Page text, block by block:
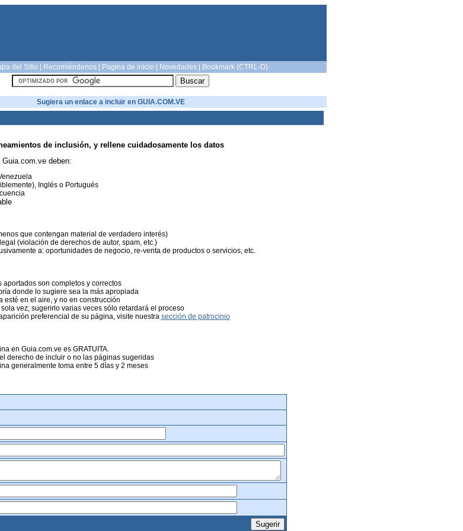
del Sitio Recomiéndenos| Pagina de inicio Novedades| Bookmark (CTRL-D)
Sugiera un enlace a incluir en GUIA.COM.VE
de inclusión, y rellene cuidadosamente los datos
deben:
Inglés o Portugués
que contengan material de verdadero interés)
(violación de derechos de autor, spam, etc.)
a: oportunidades de negocio, re-venta de productos o servicios, etc.
aportados son completos y correctos
donde lo sugiere sea la más apropiada
esté en el aire, y no en construcción
vez; sugerirlo varias veces sólo retardará el proceso
preferencial de su página, visite nuestra sección de patrocinio
en Guia.com.ve es GRATUITA.
derecho de incluir o no las páginas sugeridas
generalmente toma entre 5 días y 2 meses